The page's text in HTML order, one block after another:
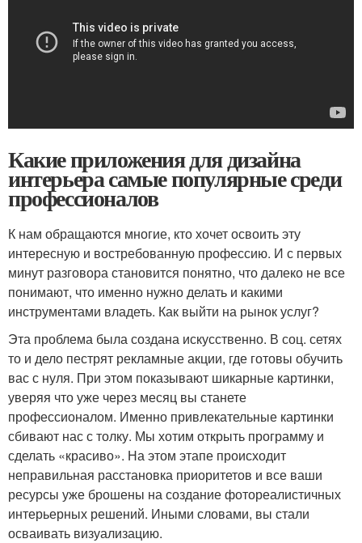
Какие приложения для дизайна
интерьера самые популярные среди
профессионалов
К нам обращаются многие, кто хочет освоить эту
интересную и востребованную профессию. И с первых
минут разговора становится понятно, что далеко не все
понимают, что именно нужно делать и какими
инструментами владеть. Как выйти на рынок услуг?
Эта проблема была создана искусственно. В соц. сетях
то и дело пестрят рекламные акции, где готовы обучить
вас с нуля. При этом показывают шикарные картинки,
уверяя что уже через месяц вы станете
профессионалом. Именно привлекательные картинки
сбивают нас с толку. Мы хотим открыть программу и
сделать «красиво». На этом этапе происходит
неправильная расстановка приоритетов и все ваши
ресурсы уже брошены на создание фотореалистичных
интерьерных решений. Иными словами, вы стали
осваивать визуализацию.